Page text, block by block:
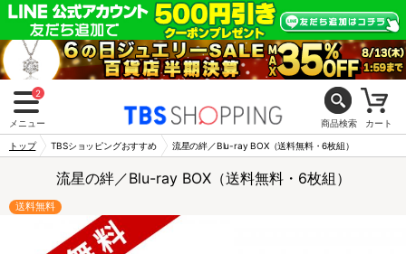
2
メニュー 商品検索 カート
トップ TBSショッピングおすすめ 流星の絆／Blu-ray BOX（送料無料・6枚組）
流星の絆／Blu-ray BOX（送料無料・6枚組）
送料無料